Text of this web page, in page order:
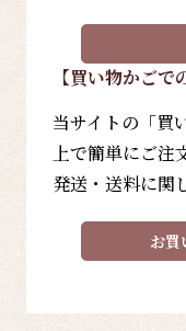
【買い物かごで
当サイトの「買
上で簡単にご注
発送・送料に関
お買